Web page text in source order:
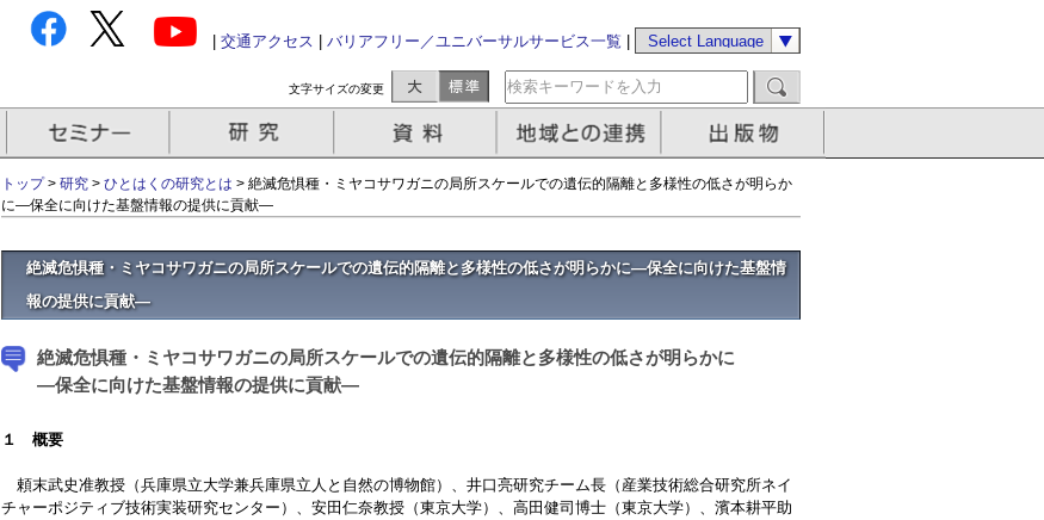
交通アクセス バリアフリー／ユニバーサルサービス一覧
文字サイズの変更
トップ> 研究 > ひとはくの研究とは > 絶滅危惧種・ミヤコサワガニの局所スケールでの遺伝的隔離と多様性の低さが明らか
に―保全に向けた基盤情報の提供に貢献―
絶滅危惧種・ミヤコサワガニの局所スケールでの遺伝的隔離と多様性の低さが明らかに―保全に向けた基盤情
報の提供に貢献―
絶滅危惧種・ミヤコサワガニの局所スケールでの遺伝的隔離と多様性の低さが明らかに
―保全に向けた基盤情報の提供に貢献―
１ 概要
頼末武史准教授（兵庫県立大学兼兵庫県立人と自然の博物館）、井口亮研究チーム長（産業技術総合研究所ネイ
チャーポジティブ技術実装研究センター）、安田仁奈教授（東京大学）、高田健司博士（東京大学）、濱本耕平助